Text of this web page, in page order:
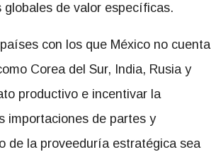
de valor específicas.
con los que México no cuenta
Corea del Sur, India, Rusia y
productivo e incentivar la
importaciones de partes y
de la proveeduría estratégica sea